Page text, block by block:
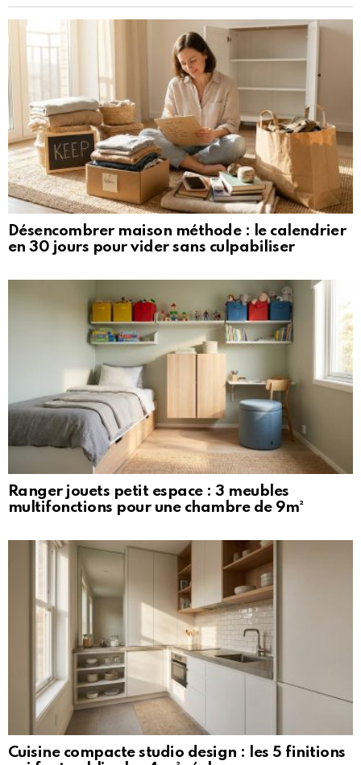
Désencombrer maison méthode : le calendrier
en 30 jours pour vider sans culpabiliser
Ranger jouets petit espace : 3 meubles
multifonctions pour une chambre de 9m²
Cuisine compacte studio design : les 5 finitions